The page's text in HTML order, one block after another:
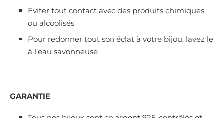
Eviter tout contact avec des produits chimiques
ou alcoolisés
Pour redonner tout son éclat à votre bijou, lavez le
à l’eau savonneuse
GARANTIE